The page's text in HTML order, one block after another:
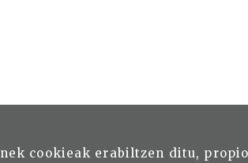
cookieak erabiltzen ditu,